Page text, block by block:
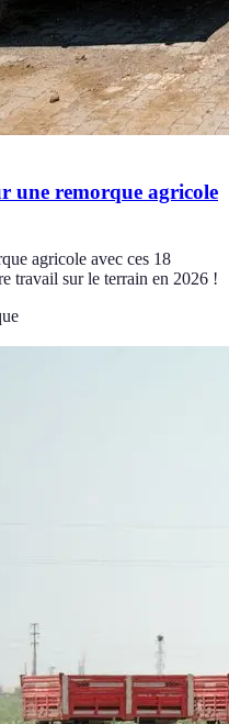
une remorque agricole
agricole avec ces 18
travail sur le terrain en 2026 !